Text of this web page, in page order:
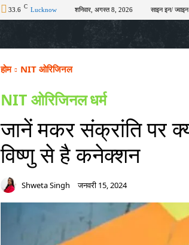
33.6 C Lucknow शनिवार, अगस्त 8, 2026 साइन इन/
अपराध चुनाव
होम NIT ओरिजिनल
NIT ओरिजिनलधर्म
जानें मकर संक्रांति पर
विष्णु से है कनेक्शन
Shweta Singh जनवरी 15, 2024